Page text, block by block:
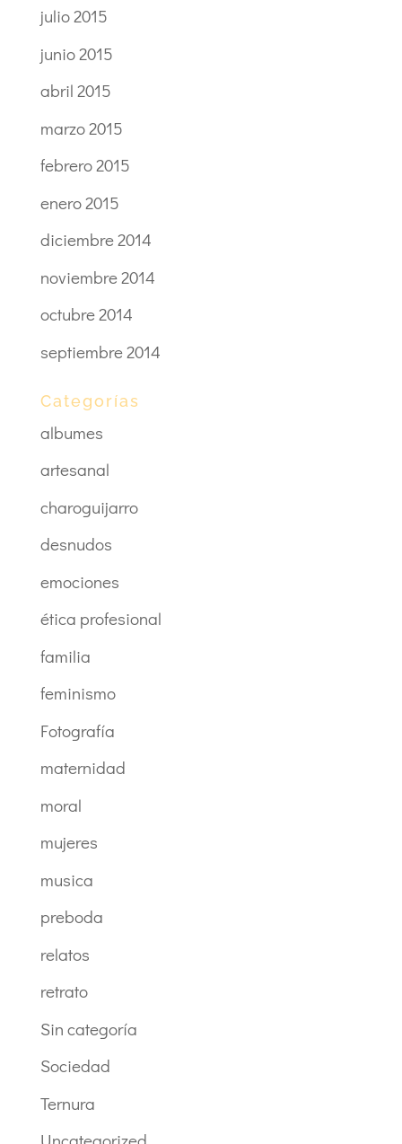
julio 2015
junio 2015
abril 2015
marzo 2015
febrero 2015
enero 2015
diciembre 2014
noviembre 2014
octubre 2014
septiembre 2014
Categorías
albumes
artesanal
charoguijarro
desnudos
emociones
ética profesional
familia
feminismo
Fotografía
maternidad
moral
mujeres
musica
preboda
relatos
retrato
Sin categoría
Sociedad
Ternura